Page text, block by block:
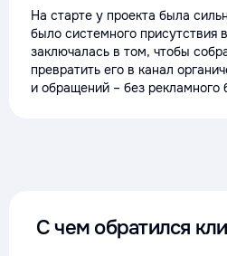
На старте у проекта была
было системного присутствия
заключалась в том, чтобы
превратить его в канал
и обращений – без рекламного
С чем обратился